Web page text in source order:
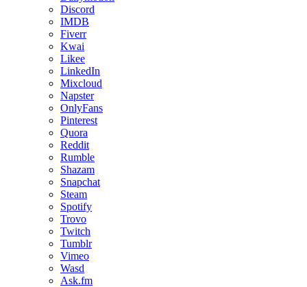
Discord
IMDB
Fiverr
Kwai
Likee
LinkedIn
Mixcloud
Napster
OnlyFans
Pinterest
Quora
Reddit
Rumble
Shazam
Snapchat
Steam
Spotify
Trovo
Twitch
Tumblr
Vimeo
Wasd
Ask.fm